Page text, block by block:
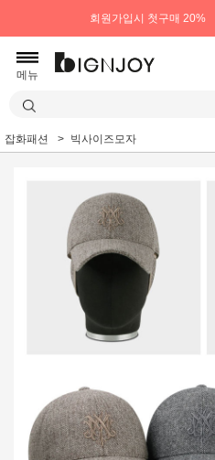
회원가입시 첫구매 20%
메뉴
잡화패션 빅사이즈모자